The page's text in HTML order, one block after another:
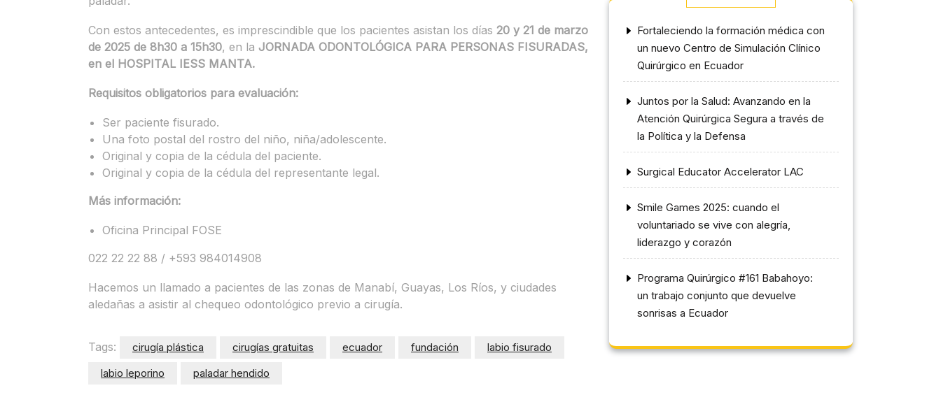
Con estos antecedentes, es imprescindible que los pacientes asistan los días 20 y 21 de marzo
de 2025 de 8h30 a 15h30, en la JORNADA ODONTOLÓGICA PARA PERSONAS FISURADAS,
en el HOSPITAL IESS MANTA.
Requisitos obligatorios para evaluación:
Ser paciente fisurado.
Una foto postal del rostro del niño, niña/adolescente.
Original y copia de la cédula del paciente.
Original y copia de la cédula del representante legal.
Más información:
Oficina Principal FOSE
022 22 22 88 / +593 984014908
Hacemos un llamado a pacientes de las zonas de Manabí, Guayas, Los Ríos, y ciudades
aledañas a asistir al chequeo odontológico previo a cirugía.
Tags: cirugía plástica cirugías gratuitas ecuador fundación
labio fisurado
labio leporino
paladar hendido
Fortaleciendo la formación médica con
un nuevo Centro de Simulación Clínico
Quirúrgico en Ecuador
Juntos por la Salud: Avanzando en la
Atención Quirúrgica Segura a través de
la Política y la Defensa
Surgical Educator Accelerator LAC
Smile Games 2025: cuando el
voluntariado se vive con alegría,
liderazgo y corazón
Programa Quirúrgico #161 Babahoyo:
un trabajo conjunto que devuelve
sonrisas a Ecuador